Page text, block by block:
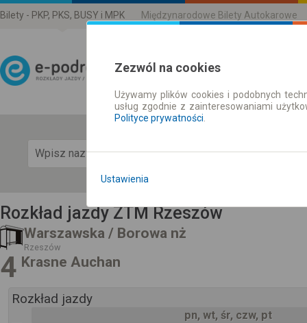
Bilety - PKP, PKS, BUSY i MPK Międzynarodowe Bilety Autokarowe
Rozkład Jazdy | Bilety
Rozkład jazdy ZTM Rzeszów
Warszawska / Borowa nż
Rzeszów
4 Krasne Auchan
Rozkład jazdy
pn, wt, śr, czw, pt
Zezwól na cookies
Używamy plików cookies i podobnych
usług zgodnie z zainteresowaniami
Polityce prywatności
Ustawienia